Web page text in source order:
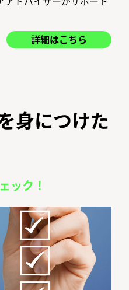
詳細はこちら
身につけた
ック！